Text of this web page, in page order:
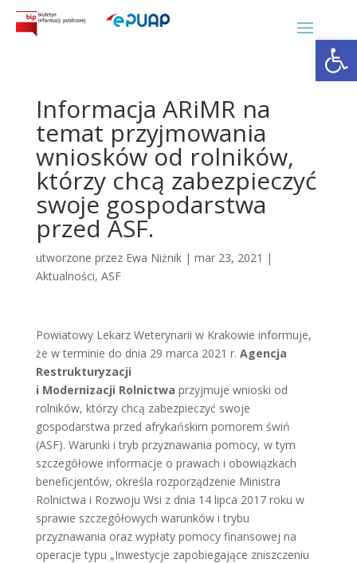
Informacja ARiMR na
temat przyjmowania
wniosków od rolników,
którzy chcą zabezpieczyć
swoje gospodarstwa
przed ASF.
utworzone przez Ewa Niżnik| mar 23, 2021 |
Aktualności, ASF
Powiatowy Lekarz Weterynarii w Krakowie informuje,
że w terminie do dnia 29 marca 2021 r. Agencja
Restrukturyzacji
i Modernizacji Rolnictwa przyjmuje wnioski od
rolników, którzy chcą zabezpieczyć swoje
gospodarstwa przed afrykańskim pomorem świń
(ASF). Warunki i tryb przyznawania pomocy, w tym
szczegółowe informacje o prawach i obowiązkach
beneficjentów, określa rozporządzenie Ministra
Rolnictwa i Rozwoju Wsi z dnia 14 lipca 2017 roku w
sprawie szczegółowych warunków i trybu
przyznawania oraz wypłaty pomocy finansowej na
operacje typu „Inwestycje zapobiegające zniszczeniu